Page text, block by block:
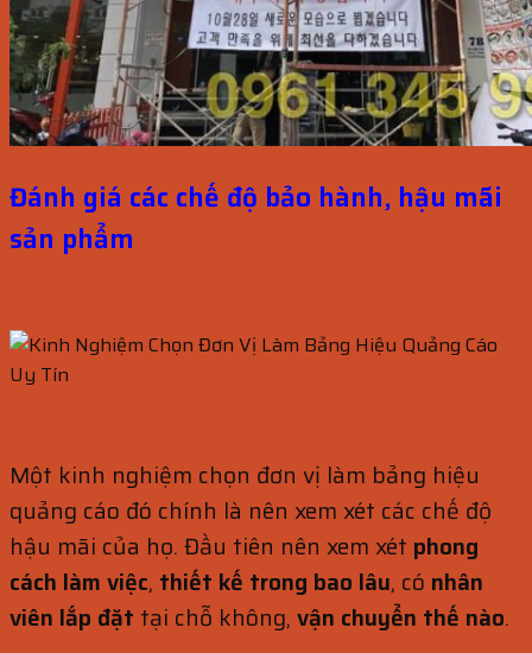
Đánh giá các chế độ bảo hành, hậu mãi
sản phẩm
Một kinh nghiệm chọn đơn vị làm bảng hiệu
quảng cáo đó chính là nên xem xét các chế độ
hậu mãi của họ. Đầu tiên nên xem xét phong
cách làm việc, thiết kế trong bao lâu, có nhân
viên lắp đặt tại chỗ không, vận chuyển thế nào.